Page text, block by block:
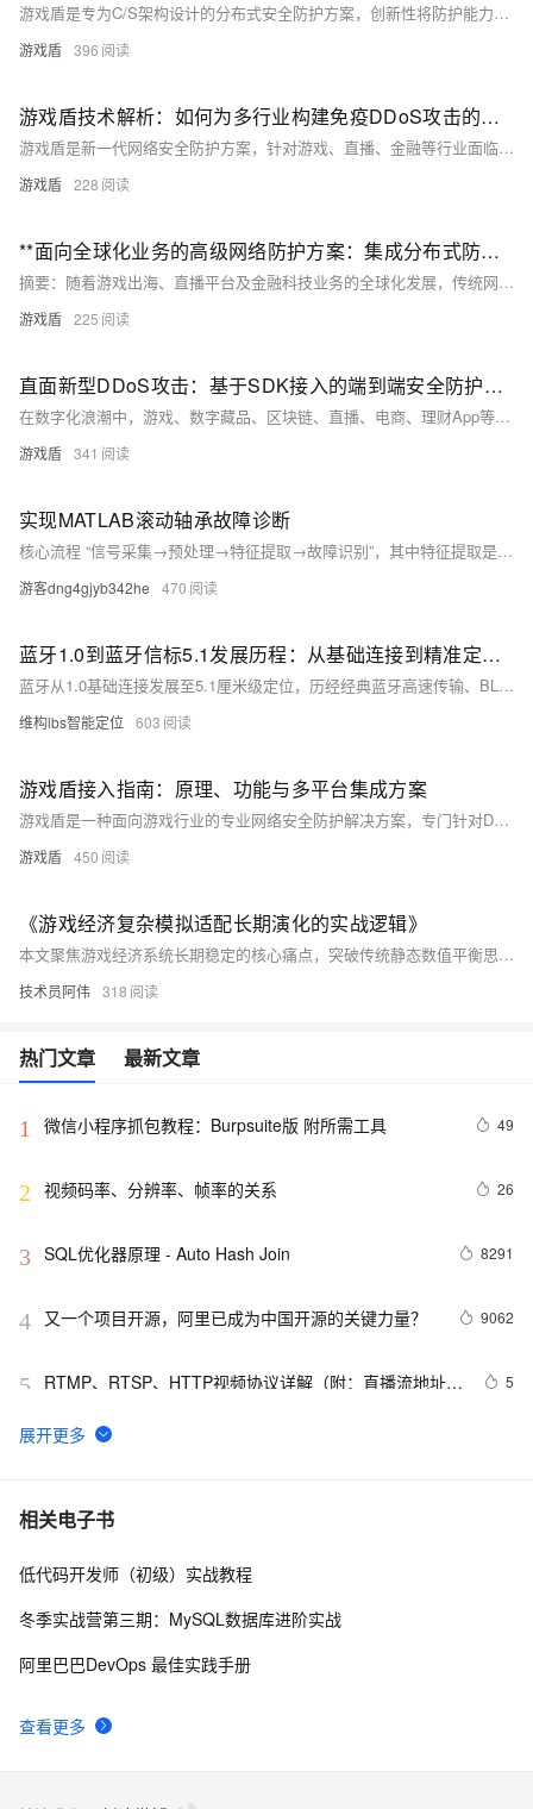
游戏盾是专为C/S架构设计的分布式安全防护方案，创新性将防护能力下沉至客户端。采用“客户端+调度层+边缘节点”三层架构，集成动态虚拟化、端到端加密与AI行为分析，实现抗DDoS、防CC攻击、通信防劫持等多重防护，兼顾安全性与低延迟体验，适用于游戏、直播、金融等高安全需求场景，支持多平台快速接入，已开源核心引擎供技术共建。
游戏盾 396
游戏盾技术解析：如何为多行业构建免疫DDoS攻击的防护体系
游戏盾是新一代网络安全防护方案，针对游戏、直播、金融等行业面临的DDoS、CC等攻击，采用全球分布式节点、智能调度、加密隧道与AI行为分析技术，实现99.9%以上防护成功率，保障低延迟与高可用。支持SDK集成，提供定制化防护，助力企业应对数字时代安全挑战。（238字）
游戏盾 228
**面向全球化业务的高级网络防护方案：集成分布式防护与加密通信的技术架构解析**
摘要：随着游戏出海、直播平台及金融科技业务的全球化发展，传统网络安全方案在应对复杂网络攻击与通信安全需求时面临严峻挑战。本文深入探讨一种基于SDK集成与分布式节点调度的新型防护架构，该架构通过将防护能力前置至客户端层面，实现业务加速、攻击防护与通信安全的一体化解决方案。
游戏盾 225
直面新型DDoS攻击：基于SDK接入的端到端安全防护架构与技术实现
在数字化浪潮中，游戏、数字藏品、区块链、直播、电商、理财App等已成为互联网经济的核心支柱。然而，这些高价值、高并发的业务也成为了DDoS/CC攻击的重灾区。传统基于流量清洗和IP轮询的防护方案日益乏力，一种基于SDK接入的**端到端加密隧道**与**智能调度**技术正成为防护的新范式。本文将深入剖析其核心原理、架构实现，并结合代码示例，阐述如何为关键业务构建坚不可摧的“数字护盾”。
游戏盾 341
实现MATLAB滚动轴承故障诊断
核心流程 “信号采集→预处理→特征提取→故障识别”，其中特征提取是连接原始信号与故障诊断的关键环节。
游客dng4gjyb342he 470
蓝牙1.0到蓝牙信标5.1发展历程：从基础连接到精准定位详解
蓝牙从1.0基础连接发展至5.1厘米级定位，历经经典蓝牙高速传输、BLE低功耗革新，再到AoA/AoD高精度定位突破，推动信标技术在零售、工业、智慧城市等场景广泛应用，持续引领短距离无线连接与定位演进。如果您想进一步了解蓝牙定位技术和案例，欢迎搜索维构lbs智能定位~
维构lbs智能定位 603
游戏盾接入指南：原理、功能与多平台集成方案
游戏盾是一种面向游戏行业的专业网络安全防护解决方案，专门针对DDoS攻击、CC攻击等网络安全威胁提供全方位保护。它通过分布式防护节点、智能调度系统和加密通信隧道三大核心技术，为游戏业务建立坚不可摧的安全防线。
游戏盾 450
《游戏经济复杂模拟适配长期演化的实战逻辑》
本文聚焦游戏经济系统长期稳定的核心痛点，突破传统静态数值平衡思维，深挖“熵态失衡”与“资源流转肌理”的深层逻辑，阐述复杂系统模拟在经济风险预判中的核心价值。通过构建多维度联动熵变模型，精准锚定全链路资源传导节点，动态嵌入玩家行为演化变量，校准资源产出消耗弹性，管控跨模块经济协同熵值，形成从静态设计到动态预判的升级。
技术员阿伟 318
热门文章 最新文章
1 微信小程序抓包教程：Burpsuite版 附所需工具 49
2 视频码率、分辨率、帧率的关系 26
3 SQL优化器原理 - Auto Hash Join 8291
4 又一个项目开源，阿里已成为中国开源的关键力量？ 9062
5
RTMP、RTSP、HTTP视频协议详解（附：直播流地址、
5
6 谷歌CEO皮查伊：对重返中国持开放态度
7 C语言项目参考解答：全正整数后再计算
8 俗人解读 三维渲染 的工作过程
著录
相关电子书
查看更多
低代码开发师（初级）实战教程
冬季实战营第三期：MySQL数据库进阶实战
阿里巴巴DevOps 最佳实践手册